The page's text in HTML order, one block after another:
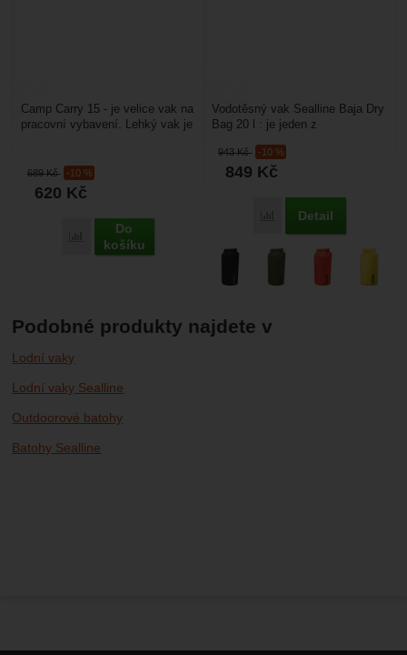
689Kč -10 %
620 Kč
Porovnat
Do
košíku
Camp Carry 15 - je velice vak na
pracovní vybavení. Lehký vak je
943Kč -10 %
849 Kč
Porovnat
Detail
Vodotěsný vak Sealline Baja Dry
Bag 20 l : je jeden z
značky Sealline. Jedná...
Podobné produkty najdete v
Lodní vaky
Lodní vaky Sealline
Outdoorové batohy
Batohy Sealline